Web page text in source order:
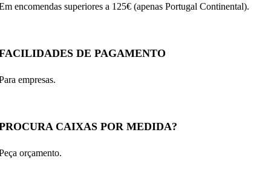
encomendas superiores a 125€ (apenas Portugal Continental).
DE PAGAMENTO
empresas.
CAIXAS POR MEDIDA?
orçamento.